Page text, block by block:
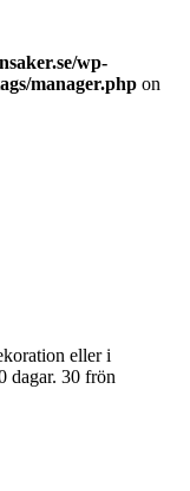
wp-
manager.php on
eller i
dagar. 30 frön